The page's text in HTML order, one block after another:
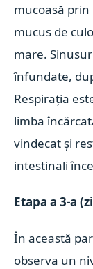
mucoasă prin
mucus de
mare.
înfundate,
Respirația
limba
vindecat și
intestinali
Etapa a 3-a
În această
observa un